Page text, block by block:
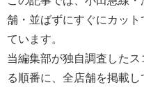
舗・並ばずにすぐにカッ
ています。
当編集部が独自調査した
る順番に、全店舗を掲載